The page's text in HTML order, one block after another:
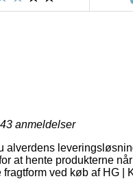
43 anmeldelser
alverdens
at hente produkterne
ved køb af HG |